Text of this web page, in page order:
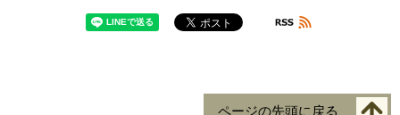
ページの先頭に戻る